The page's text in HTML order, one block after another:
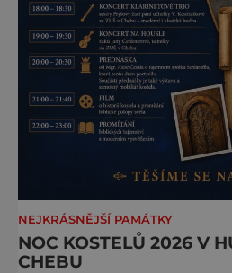
NEJKRÁSNĚJŠÍ PAMÁTKY
NOC KOSTELŮ 2026 V
CHEBU